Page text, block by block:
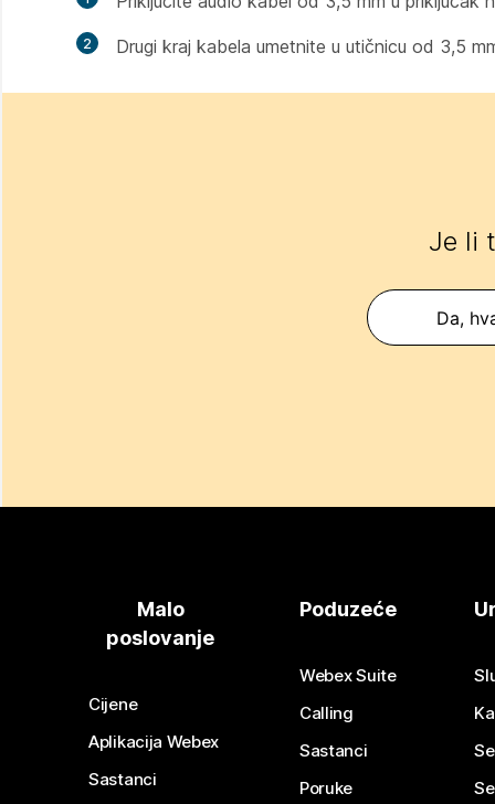
2 Drugi kraj kabela umetnite u utičnicu od 3,5
Je li
Da,
Malo
poslovanje
Cijene
Aplikacija Webex
Sastanci
Poduzeće
Webex Suite
Calling
Sastanci
Poruke